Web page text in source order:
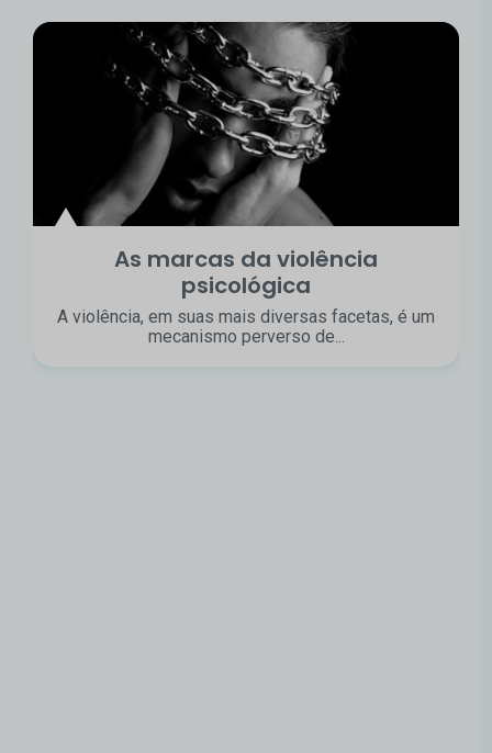
As marcas da violência
psicológica
A violência, em suas mais diversas facetas, é um
mecanismo perverso de...